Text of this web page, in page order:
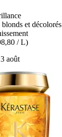
et décolorés
/ L)
août